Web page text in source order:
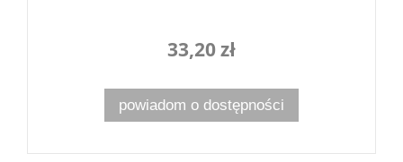
33,20 zł
powiadom o dostępności